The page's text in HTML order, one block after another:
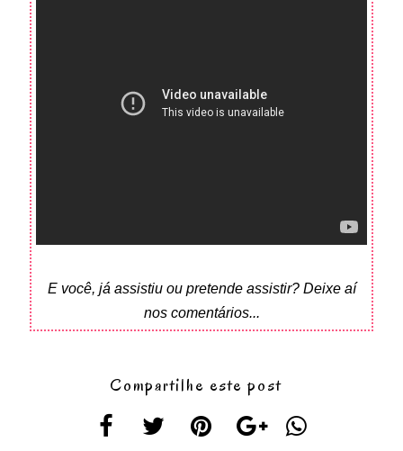
E você, já assistiu ou pretende assistir? Deixe aí
nos comentários...
Compartilhe este post